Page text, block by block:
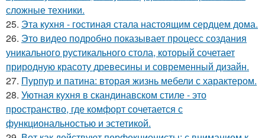
сложные техники.
25. Эта кухня - гостиная стала настоящим сердцем дома.
26. Это видео подробно показывает процесс создания
уникального рустикального стола, который сочетает
природную красоту древесины и современный дизайн.
27. Пурпур и патина: вторая жизнь мебели с характером.
28. Уютная кухня в скандинавском стиле - это
пространство, где комфорт сочетается с
функциональностью и эстетикой.